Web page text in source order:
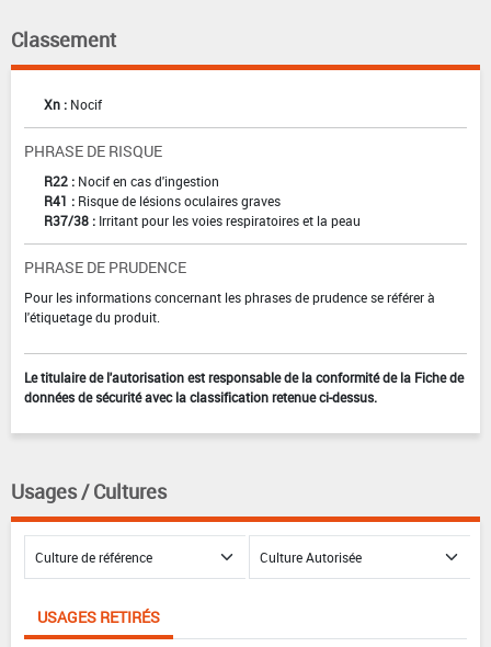
Classement
Xn : Nocif
PHRASE DE RISQUE
R22 : Nocif en cas d'ingestion
R41 : Risque de lésions oculaires graves
R37/38 : Irritant pour les voies respiratoires et la peau
PHRASE DE PRUDENCE
Pour les informations concernant les phrases de prudence se référer à
l'étiquetage du produit.
Le titulaire de l'autorisation est responsable de la conformité de la Fiche de
données de sécurité avec la classification retenue ci-dessus.
Usages / Cultures
USAGES RETIRÉS